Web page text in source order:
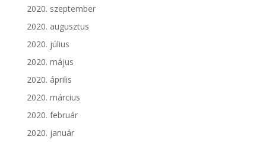
2020. szeptember
2020. augusztus
2020. július
2020. május
2020. április
2020. március
2020. február
2020. január